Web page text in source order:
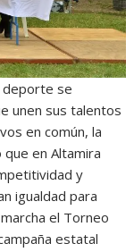
deporte se
unen sus talentos
en común, la
que en Altamira
y
igualdad para
el Torneo
estatal